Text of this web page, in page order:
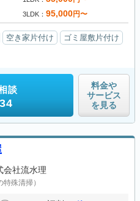
3LDK 95,000円〜
空き家片付け
ゴミ屋敷片付け
談
料金や
サービス
を見る
会社流水理
特殊清掃）